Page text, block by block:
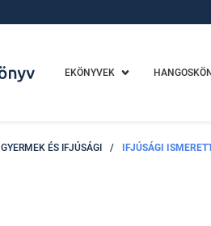
EKÖNYVEK
GYERMEK ÉS IFJÚSÁGI / IFJÚSÁGI